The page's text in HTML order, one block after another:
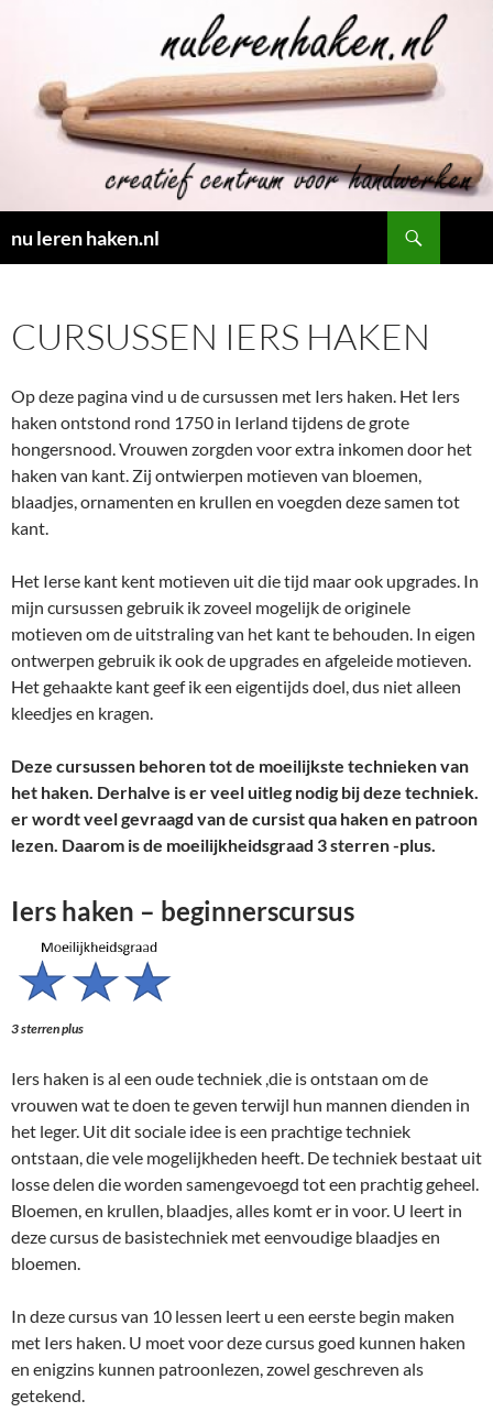
inhoud
nu leren haken.nl
CURSUSSEN IERS HAKEN
Op deze pagina vind u de cursussen met Iers haken. Het Iers
haken ontstond rond 1750 in Ierland tijdens de grote
hongersnood. Vrouwen zorgden voor extra inkomen door het
haken van kant. Zij ontwierpen motieven van bloemen,
blaadjes, ornamenten en krullen en voegden deze samen tot
kant.
Het Ierse kant kent motieven uit die tijd maar ook upgrades. In
mijn cursussen gebruik ik zoveel mogelijk de originele
motieven om de uitstraling van het kant te behouden. In eigen
ontwerpen gebruik ik ook de upgrades en afgeleide motieven.
Het gehaakte kant geef ik een eigentijds doel, dus niet alleen
kleedjes en kragen.
Deze cursussen behoren tot de moeilijkste technieken van
het haken. Derhalve is er veel uitleg nodig bij deze techniek.
er wordt veel gevraagd van de cursist qua haken en patroon
lezen. Daarom is de moeilijkheidsgraad 3 sterren -plus.
Iers haken – beginnerscursus
3 sterren plus
Iers haken is al een oude techniek ,die is ontstaan om de
vrouwen wat te doen te geven terwijl hun mannen dienden in
het leger. Uit dit sociale idee is een prachtige techniek
ontstaan, die vele mogelijkheden heeft. De techniek bestaat uit
losse delen die worden samengevoegd tot een prachtig geheel.
Bloemen, en krullen, blaadjes, alles komt er in voor. U leert in
deze cursus de basistechniek met eenvoudige blaadjes en
bloemen.
In deze cursus van 10 lessen leert u een eerste begin maken
met Iers haken. U moet voor deze cursus goed kunnen haken
en enigzins kunnen patroonlezen, zowel geschreven als
getekend.